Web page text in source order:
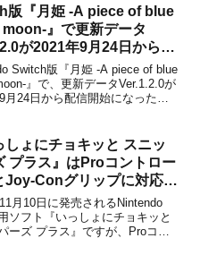
カーレット グレイス 緋色の野
B...
版『月姫 -A piece of blue
』で更新データ
が2021年9月24日から配
！Switch版『月姫 -A piece of blue
』で、更新データVer.1.2.0が
月24日から配信開始になったこ
ップデート配信のお知らせ】N...
しょにチョキッと スニッ
プラス』はProコントロー
Joy-Conグリップに対応！
もパッチで対応へ
月10日に発売されるNintendo
ソフト『いっしょにチョキッと
ーズ プラス』ですが、Proコン